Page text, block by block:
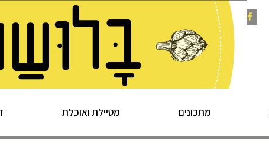
Facebook
Pinterest
Instagram
מתכונים מטיילת ואוכלת